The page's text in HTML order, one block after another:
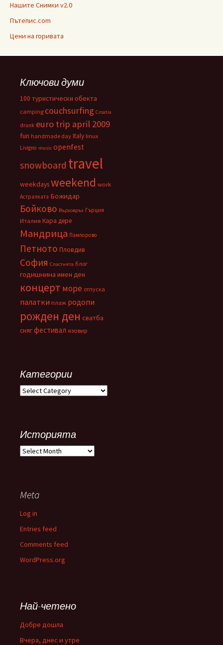
Нашите Снимки v2.0
Пътепис.com
Цени на горивата
Ключови думи
100 туристически обекта
camping couchsurfing Croatia
drunk euro trip april 2009
fun handmade day Italy linux
Livigno music openfest
snowboard travel
weekdaysweekend work
Астралката Божидар
Бойково Върховръх Гърция
Италия Кара дере
Мандрица Пампорово
Петното Пловдив
София Спастнята блог
годишнина имен ден
концерт море отпуска
палатки плаж родопи
рожден ден сватба
снягфестивал язовир
Категории
Категории
Историята
Историята
Meta
Log in
Entries feed
Comments feed
WordPress.org
Най-четено
Добре дошла
Вчера, днес и утре